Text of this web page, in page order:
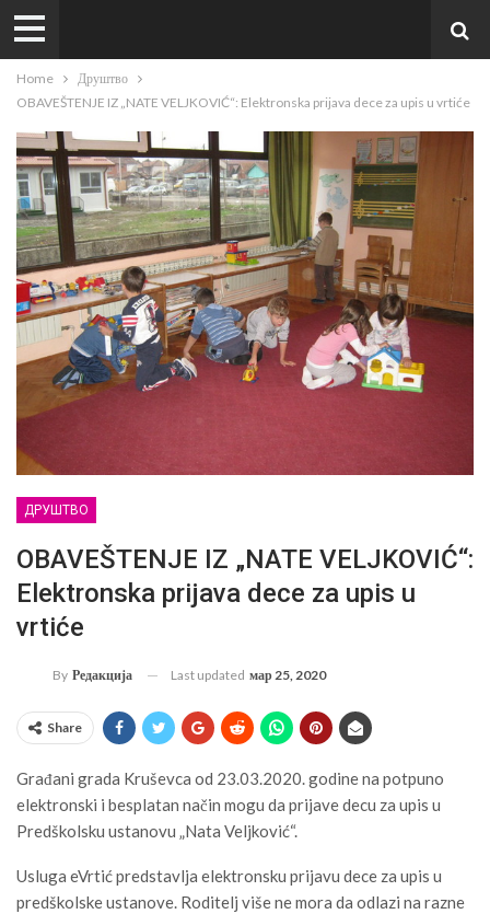
Home
Друштво
OBAVEŠTENJE IZ „NATE VELJKOVIĆ“: Elektronska prijava dece za upis u vrtiće
ДРУШТВО
OBAVEŠTENJE IZ „NATE VELJKOVIĆ“:
Elektronska prijava dece za upis u
vrtiće
By Редакција Last updated мар 25, 2020
Share
Građani grada Kruševca od 23.03.2020. godine na potpuno
elektronski i besplatan način mogu da prijave decu za upis u
Predškolsku ustanovu „Nata Veljković“.
Usluga eVrtić predstavlja elektronsku prijavu dece za upis u
predškolske ustanove. Roditelj više ne mora da odlazi na razne